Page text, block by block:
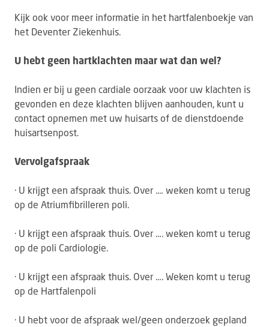
Kijk ook voor meer informatie in het hartfalenboekje van
het Deventer Ziekenhuis.
U hebt geen hartklachten maar wat dan wel?
Indien er bij u geen cardiale oorzaak voor uw klachten is
gevonden en deze klachten blijven aanhouden, kunt u
contact opnemen met uw huisarts of de dienstdoende
huisartsenpost.
Vervolgafspraak
· U krijgt een afspraak thuis. Over .… weken komt u terug
op de Atriumfibrilleren poli.
· U krijgt een afspraak thuis. Over …. weken komt u terug
op de poli Cardiologie.
· U krijgt een afspraak thuis. Over …. Weken komt u terug
op de Hartfalenpoli
· U hebt voor de afspraak wel/geen onderzoek gepland